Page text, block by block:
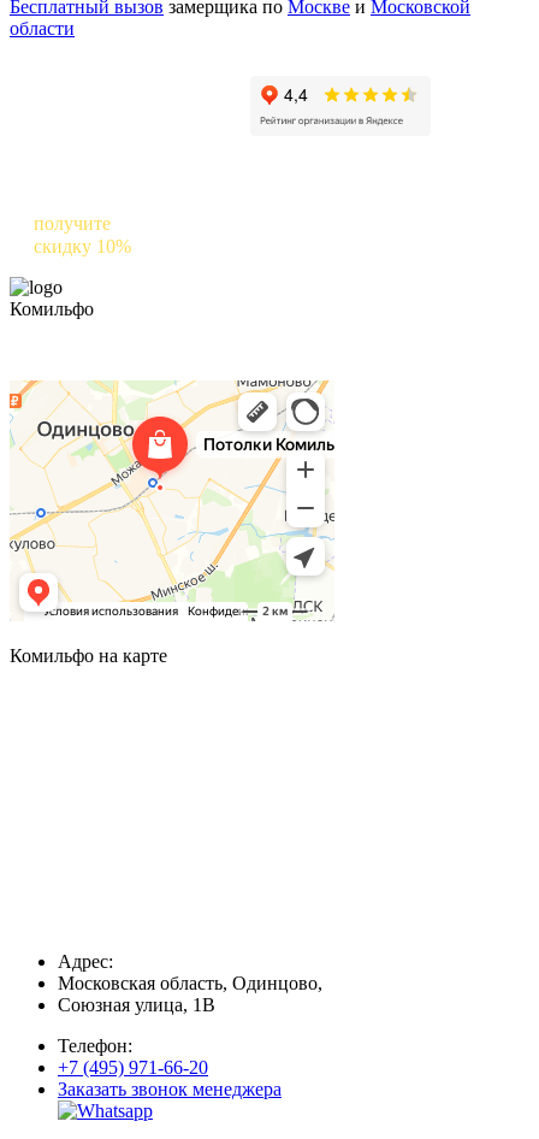
Бесплатный вызов замерщика по Москве и Московской
области
получите
скидку 10%
Комильфо
Комильфо на карте
Адрес:
Московская область, Одинцово,
Союзная улица, 1В
Телефон:
+7 (495) 971-66-20
Заказать звонок менеджера